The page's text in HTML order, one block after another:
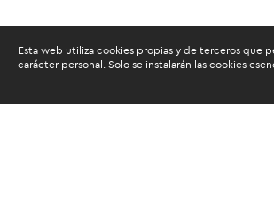
Esta web utiliza cookies propias y de terceros que
carácter personal. Solo se instalarán las cookies